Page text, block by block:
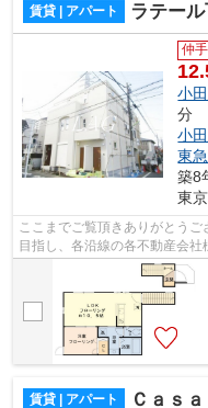
賃貸 | アパート ラテー
仲
小
分
小
東
築8
東
ここまでご覧頂きありがとう
目指し、各沿線の各不動産会
様へ提供しております！最新の
賃貸 | アパート Ｃａｓ